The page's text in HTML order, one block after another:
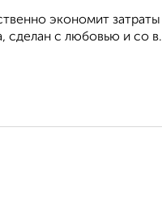
экономит
cделан с любовью и со